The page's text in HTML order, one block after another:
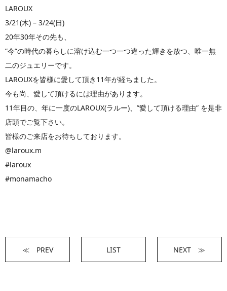
LAROUX
3/21(木) – 3/24(日)
20年30年その先も、
”今”の時代の暮らしに溶け込む一つ一つ違った輝きを放つ、唯一無
二のジュエリーです。
LAROUXを皆様に愛して頂き11年が経ちました。
今も尚、愛して頂けるには理由があります。
11年目の、年に一度のLAROUX(ラルー)、”愛して頂ける理由” を是非
店頭でご覧下さい。
皆様のご来店をお待ちしております。
@laroux.m
#laroux
#monamacho
≪ PREV LIST NEXT ≫